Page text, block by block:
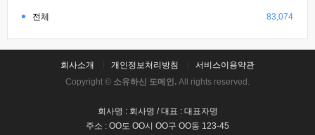
전체 83,074
회사소개 개인정보처리방침
서비스이용약관
Copyright © 소유하신 도메인. All rights reserved.
회사명 : 회사명 / 대표 : 대표자명
주소 : OO도 OO시 OO구 OO동 123-45